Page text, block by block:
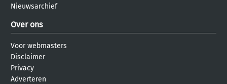
Nieuwsarchief
Over ons
Voor webmasters
Disclaimer
Privacy
Adverteren